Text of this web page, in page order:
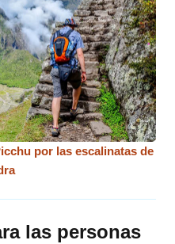
por las escalinatas de
las personas